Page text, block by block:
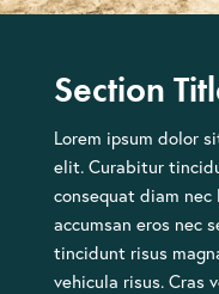
Section
Lorem ipsum dolor
elit. Curabitur
consequat diam
accumsan eros nec
tincidunt risus
vehicula risus. Cras